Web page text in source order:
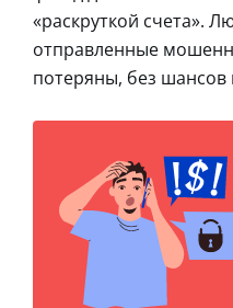
«раскруткой счета».
отправленные
потеряны, без шансов